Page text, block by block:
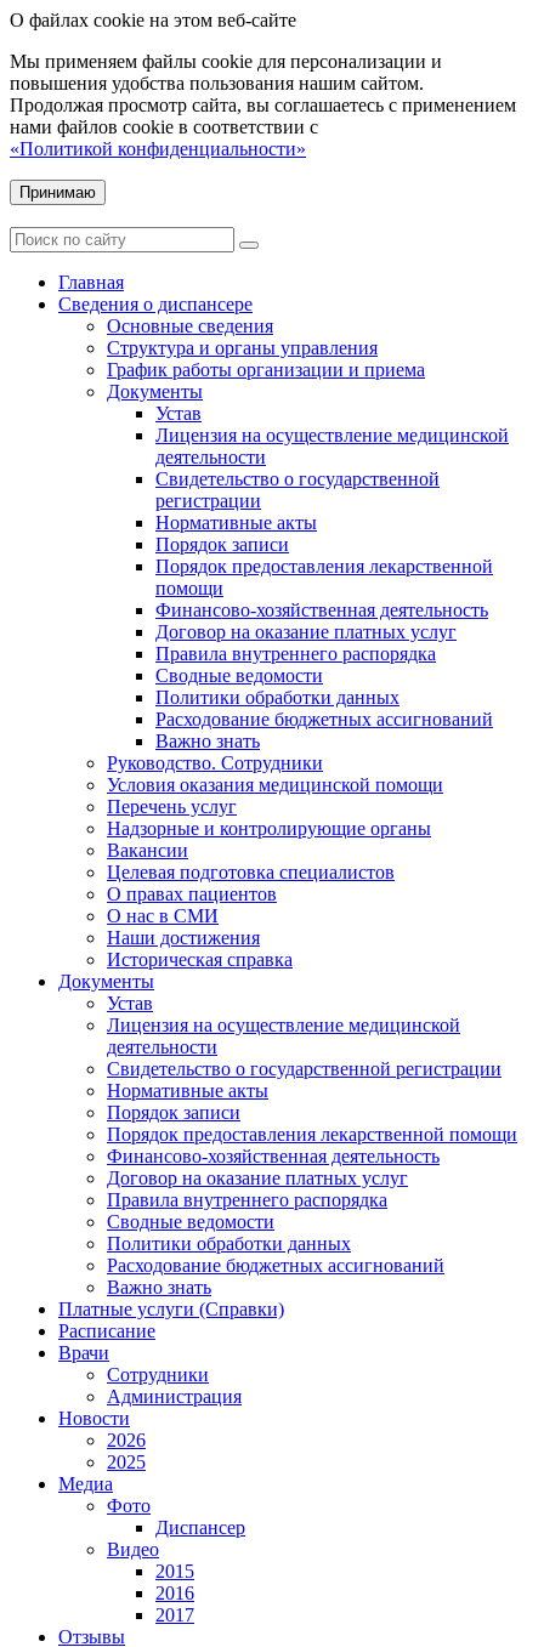
О файлах cookie на этом веб-сайте
Мы применяем файлы cookie для персонализации и
повышения удобства пользования нашим сайтом.
Продолжая просмотр сайта, вы соглашаетесь с применением
нами файлов cookie в соответствии с
«Политикой конфиденциальности»
Принимаю
Главная
Сведения о диспансере
Основные сведения
Структура и органы управления
График работы организации и приема
Документы
Устав
Лицензия на осуществление медицинской
деятельности
Свидетельство о государственной
регистрации
Нормативные акты
Порядок записи
Порядок предоставления лекарственной
помощи
Финансово-хозяйственная деятельность
Договор на оказание платных услуг
Правила внутреннего распорядка
Сводные ведомости
Политики обработки данных
Расходование бюджетных ассигнований
Важно знать
Руководство. Сотрудники
Условия оказания медицинской помощи
Перечень услуг
Надзорные и контролирующие органы
Вакансии
Целевая подготовка специалистов
О правах пациентов
О нас в СМИ
Наши достижения
Историческая справка
Документы
Устав
Лицензия на осуществление медицинской
деятельности
Свидетельство о государственной регистрации
Нормативные акты
Порядок записи
Порядок предоставления лекарственной помощи
Финансово-хозяйственная деятельность
Договор на оказание платных услуг
Правила внутреннего распорядка
Сводные ведомости
Политики обработки данных
Расходование бюджетных ассигнований
Важно знать
Платные услуги (Справки)
Расписание
Врачи
Сотрудники
Администрация
Новости
2026
2025
Медиа
Фото
Диспансер
Видео
2015
2016
2017
Отзывы